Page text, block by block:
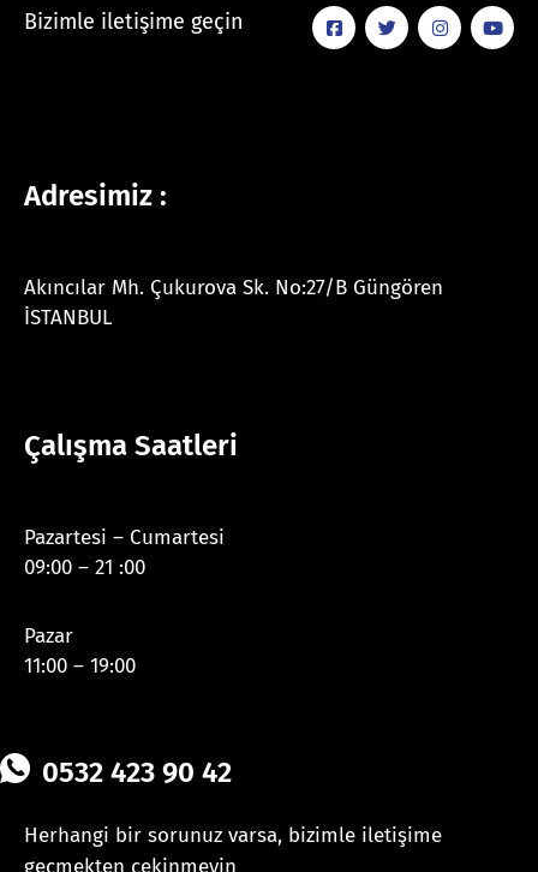
Bizimle iletişime geçin
Adresimiz :
Akıncılar Mh. Çukurova Sk. No:27/B Güngören
İSTANBUL
Çalışma Saatleri
Pazartesi – Cumartesi
09:00 – 21 :00
Pazar
11:00 – 19:00
0532 423 90 42
Herhangi bir sorunuz varsa, bizimle iletişime
geçmekten çekinmeyin